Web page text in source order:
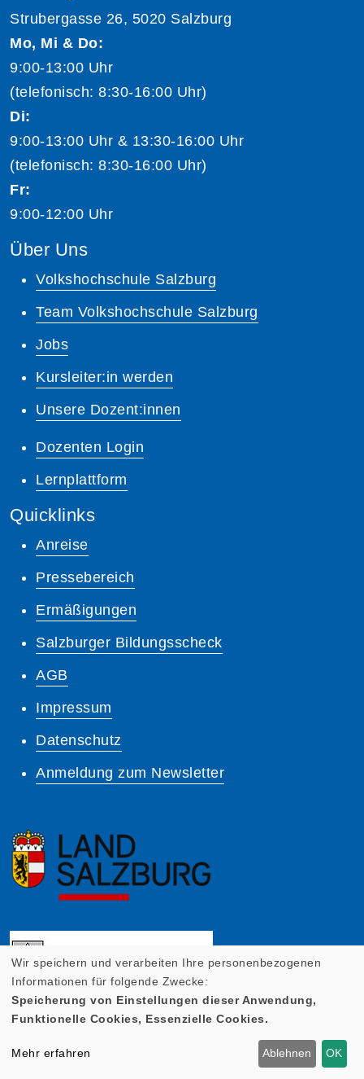
Strubergasse 26, 5020 Salzburg
Mo, Mi & Do:
9:00-13:00 Uhr
(telefonisch: 8:30-16:00 Uhr)
Di:
9:00-13:00 Uhr & 13:30-16:00 Uhr
(telefonisch: 8:30-16:00 Uhr)
Fr:
9:00-12:00 Uhr
Über Uns
Volkshochschule Salzburg
Team Volkshochschule Salzburg
Jobs
Kursleiter:in werden
Unsere Dozent:innen
Dozenten Login
Lernplattform
Quicklinks
Anreise
Pressebereich
Ermäßigungen
Salzburger Bildungsscheck
AGB
Impressum
Datenschutz
Anmeldung zum Newsletter
Wir speichern und verarbeiten Ihre personenbezogenen
Informationen für folgende Zwecke:
Speicherung von Einstellungen dieser Anwendung,
Funktionelle Cookies, Essenzielle Cookies.
Mehr erfahren Ablehnen OK